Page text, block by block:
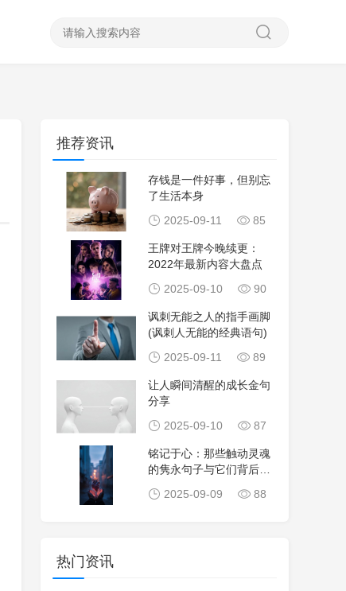
推荐资讯
存钱是一件好事，但别忘
了生活本身
2025-09-11
85
王牌对王牌今晚续更：
2022年最新内容大盘点
2025-09-10
90
讽刺无能之人的指手画脚
(讽刺人无能的经典语句)
2025-09-11
89
让人瞬间清醒的成长金句
分享
2025-09-10
87
铭记于心：那些触动灵魂
的隽永句子与它们背后的
2025-09-09 88
热门资讯